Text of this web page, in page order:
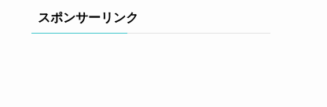
スポンサーリンク